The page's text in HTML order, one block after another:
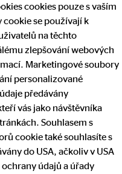
cookies pouze s vaším
se používají k
na těchto
zlepšování webových
Marketingové soubory
personalizované
předávány
vás jako návštěvníka
Souhlasem s
cookie také souhlasíte s
do USA, ačkoliv v USA
údajů a úřady